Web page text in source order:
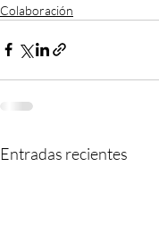
Colaboración
Entradas recientes